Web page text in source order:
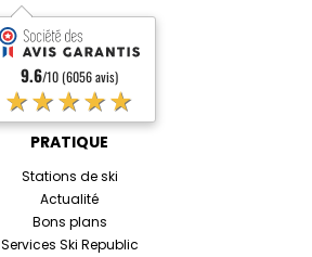
9.6/10 (6056 avis)
★★★★★
PRATIQUE
Stations de ski
Actualité
Bons plans
Services Ski Republic